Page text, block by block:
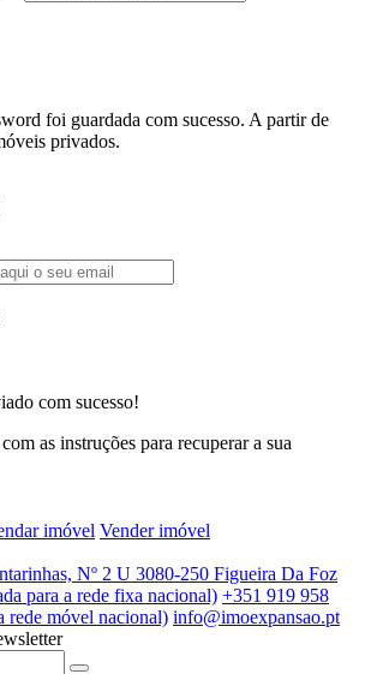
foi guardada com sucesso. A partir de
privados.
com sucesso!
as instruções para recuperar a sua
imóvel Vender imóvel
Nº 2 U 3080-250 Figueira Da Foz
para a rede fixa nacional) +351 919 958
rede móvel nacional) info@imoexpansao.pt